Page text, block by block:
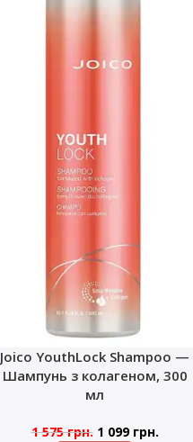
Joico YouthLock Shampoo —
Шампунь з колагеном, 300
мл
1 575грн. 1 099 грн.